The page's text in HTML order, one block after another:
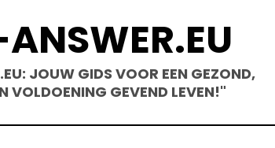
JOUW GIDS VOOR EEN GEZOND,
VOLDOENING GEVEND LEVEN!"